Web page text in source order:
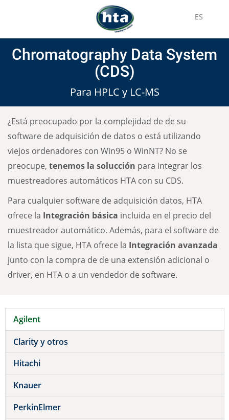
ES
Chromatography Data System
(CDS)
Para HPLC y LC-MS
¿Está preocupado por la complejidad de de su
software de adquisición de datos o está utilizando
viejos ordenadores con Win95 o WinNT? No se
preocupe, tenemos la solucción para integrar los
muestreadores automáticos HTA con su CDS.
Para cualquier software de adquisición datos, HTA
ofrece la Integración básica incluida en el precio del
muestreador automático. Además, para el software de
la lista que sigue, HTA ofrece la Integración avanzada
junto con la compra de de una extensión adicional o
driver, en HTA o a un vendedor de software.
Agilent
Clarity y otros
Hitachi
Knauer
PerkinElmer